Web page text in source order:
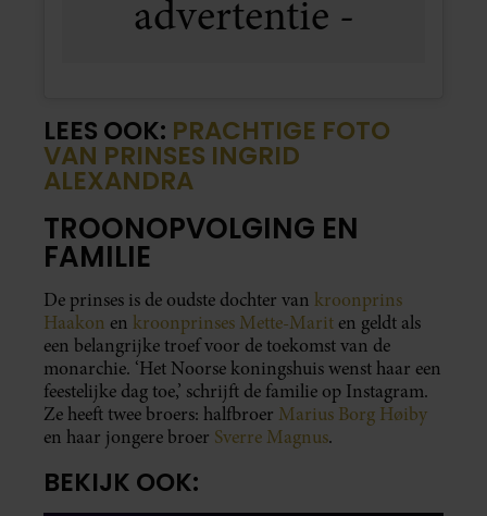
LEES OOK: PRACHTIGE FOTO
VAN PRINSES INGRID
ALEXANDRA
TROONOPVOLGING EN
FAMILIE
De prinses is de oudste dochter van kroonprins
Haakon en kroonprinses Mette-Marit en geldt als
een belangrijke troef voor de toekomst van de
monarchie. ‘Het Noorse koningshuis wenst haar een
feestelijke dag toe,’ schrijft de familie op Instagram.
Ze heeft twee broers: halfbroer Marius Borg Høiby
en haar jongere broer Sverre Magnus.
BEKIJK OOK: